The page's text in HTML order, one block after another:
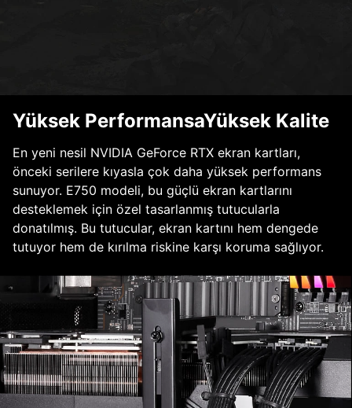
Yüksek PerformansaYüksek Kalite
En yeni nesil NVIDIA GeForce RTX ekran kartları,
önceki serilere kıyasla çok daha yüksek performans
sunuyor. E750 modeli, bu güçlü ekran kartlarını
desteklemek için özel tasarlanmış tutucularla
donatılmış. Bu tutucular, ekran kartını hem dengede
tutuyor hem de kırılma riskine karşı koruma sağlıyor.